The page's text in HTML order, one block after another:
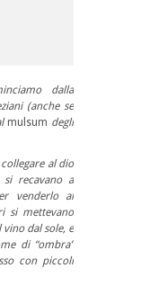
dalla
(anche se
mulsum degli
al dio
recavano a
venderlo al
si mettevano
dal sole, e
di “ombra”
con piccoli